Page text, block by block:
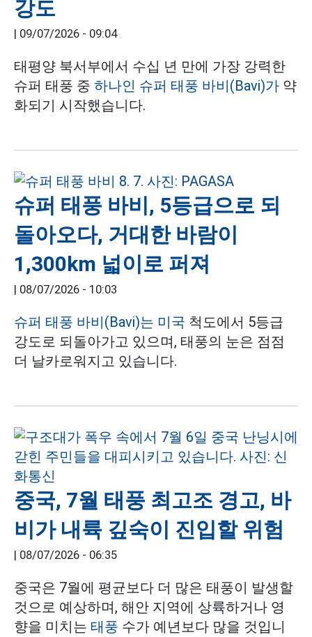
강도
| 09/07/2026 - 09:04
태평양 북서부에서 수십 년 만에 가장 강력한
슈퍼 태풍 중 하나인 슈퍼 태풍 바비(Bavi)가 약
화되기 시작했습니다.
슈퍼 태풍 바비, 5등급으로 되
돌아오다, 거대한 바람이
1,300km 넓이로 퍼져
| 08/07/2026 - 10:03
슈퍼 태풍 바비(Bavi)는 미국 척도에서 5등급
강도로 되돌아가고 있으며, 태풍의 눈은 점점
더 날카로워지고 있습니다.
중국, 7월 태풍 최고조 경고, 바
비가 내륙 깊숙이 진입할 위험
| 08/07/2026 - 06:35
중국은 7월에 평균보다 더 많은 태풍이 발생할
것으로 예상하며, 해안 지역에 상륙하거나 영
향을 미치는 태풍 수가 예년보다 많을 것입니